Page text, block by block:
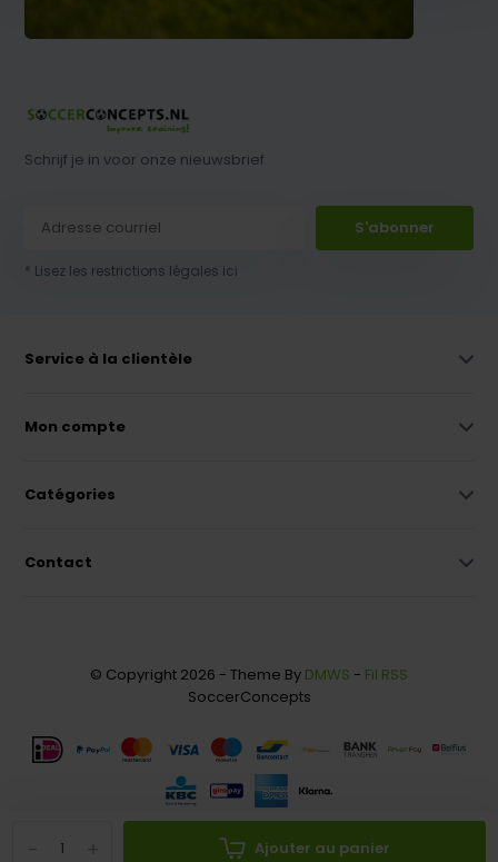
Ajouter au panier
Schrijf je in voor onze nieuwsbrief
S'abonner
* Lisez les restrictions légales ici
Service à la clientèle
Mon compte
Catégories
Contact
© Copyright 2026 - Theme By DMWS - Fil RSS
SoccerConcepts